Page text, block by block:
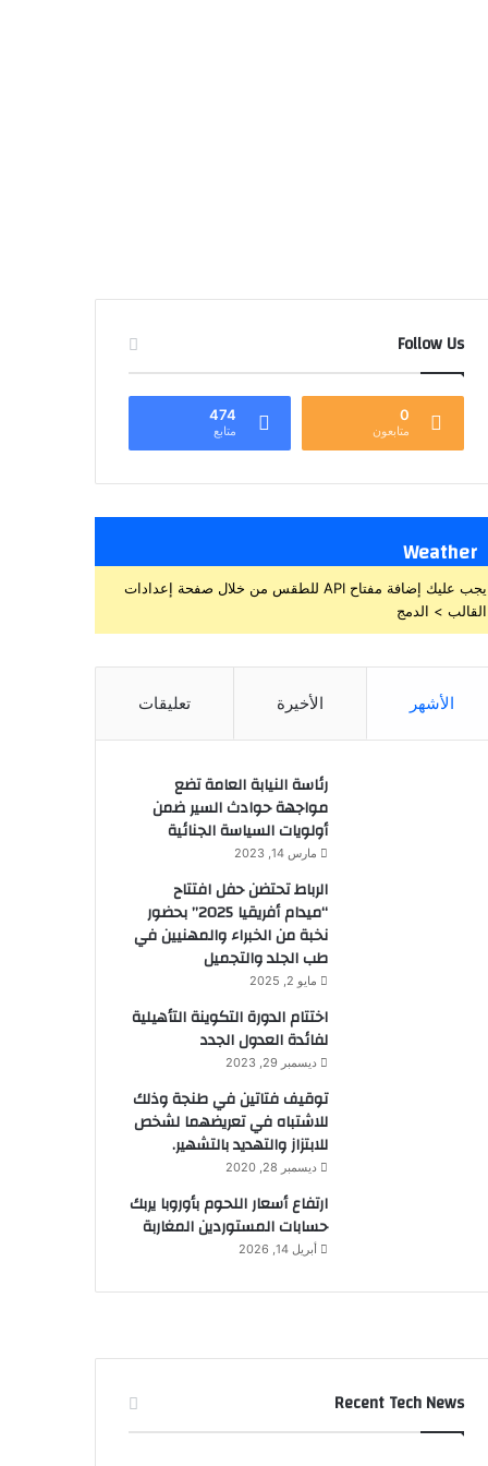
Follow Us
0
متابعون
474
متابع
Weather
يجب عليك إضافة مفتاح API للطقس من خلال صفحة إعدادات
القالب > الدمج
الأشهر الأخيرة تعليقات
رئاسة النيابة العامة تضع
مواجهة حوادث السير ضمن
أولويات السياسة الجنائية
مارس 14, 2023
الرباط تحتضن حفل افتتاح
“ميدام أفريقيا 2025” بحضور
نخبة من الخبراء والمهنيين في
طب الجلد والتجميل
مايو 2, 2025
اختتام الدورة التكوينة التأهيلية
لفائدة العدول الجدد
ديسمبر 29, 2023
توقيف فتاتين في طنجة وذلك
للاشتباه في تعريضهما لشخص
للابتزاز والتهديد بالتشهير.
ديسمبر 28, 2020
ارتفاع أسعار اللحوم بأوروبا يربك
حسابات المستوردين المغاربة
أبريل 14, 2026
Recent Tech News